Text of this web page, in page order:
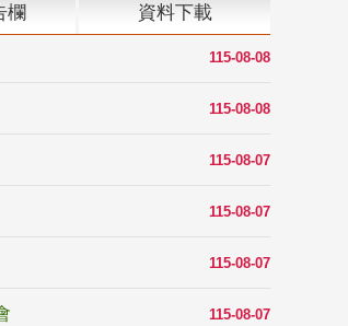
欄 資料下載
115-08-08
115-08-08
115-08-07
115-08-07
115-08-07
115-08-07